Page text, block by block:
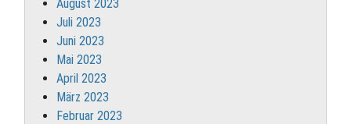
August 2023
Juli 2023
Juni 2023
Mai 2023
April 2023
März 2023
Februar 2023